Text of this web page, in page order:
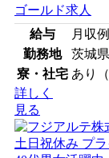
ゴールド求人
給与
月収例
勤務地
茨城
寮・社宅 あり
詳しく
見る